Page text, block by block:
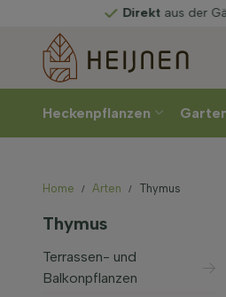
aus der Gärtnerei
Heckenpflanzen
Home Arten Thymus
Thymus
Terrassen- und
Balkonpflanzen